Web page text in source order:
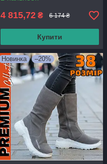
4 815,72 ₴ 6 174 ₴
Купити
Новинка –20%